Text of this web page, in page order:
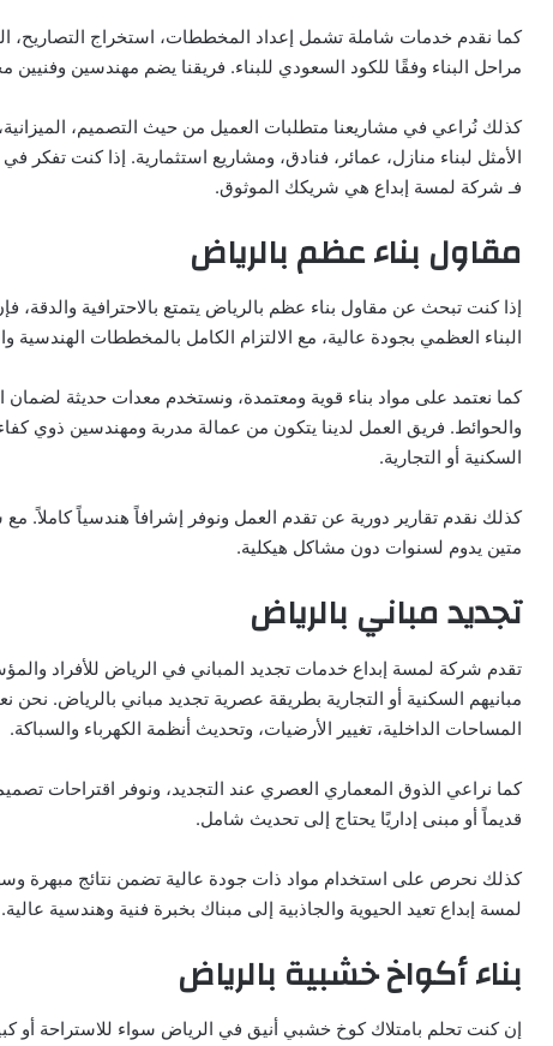
كما نقدم خدمات شاملة تشمل إعداد المخططات، استخراج التصاريح،
مراحل البناء وفقًا للكود السعودي للبناء. فريقنا يضم مهندسين
كذلك نُراعي في مشاريعنا متطلبات العميل من حيث التصميم، الميزانية،
الأمثل لبناء منازل، عمائر، فنادق، ومشاريع استثمارية. إذا كنت تفكر
فـ شركة لمسة إبداع هي شريكك الموثوق.
مقاول بناء عظم بالرياض
إذا كنت تبحث عن مقاول بناء عظم بالرياض يتمتع بالاحترافية
البناء العظمي بجودة عالية، مع الالتزام الكامل بالمخططات الهندسية
كما نعتمد على مواد بناء قوية ومعتمدة، ونستخدم معدات حديثة لضمان
والحوائط. فريق العمل لدينا يتكون من عمالة مدربة ومهندسين ذوي
السكنية أو التجارية.
كذلك نقدم تقارير دورية عن تقدم العمل ونوفر إشرافاً هندسياً كاملاً.
متين يدوم لسنوات دون مشاكل هيكلية.
تجديد مباني بالرياض
تقدم شركة لمسة إبداع خدمات تجديد المباني في الرياض للأفراد
مبانيهم السكنية أو التجارية بطريقة عصرية تجديد مباني بالرياض.
المساحات الداخلية، تغيير الأرضيات، وتحديث أنظمة الكهرباء والسباكة.
كما نراعي الذوق المعماري العصري عند التجديد، ونوفر اقتراحات
قديماً أو مبنى إداريًا يحتاج إلى تحديث شامل.
كذلك نحرص على استخدام مواد ذات جودة عالية تضمن نتائج مبهرة
لمسة إبداع تعيد الحيوية والجاذبية إلى مبناك بخبرة فنية وهندسية عالية.
بناء أكواخ خشبية بالرياض
إن كنت تحلم بامتلاك كوخ خشبي أنيق في الرياض سواء للاستراحة أو